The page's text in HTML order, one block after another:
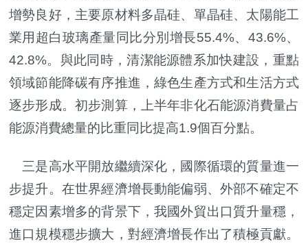
增勢良好，主要原材料多晶硅、單晶硅、太陽能工
業用超白玻璃產量同比分別增長55.4%、43.6%、
42.8%。與此同時，清潔能源體系加快建設，重點
領域節能降碳有序推進，綠色生產方式和生活方式
逐步形成。初步測算，上半年非化石能源消費量占
能源消費總量的比重同比提高1.9個百分點。
三是高水平開放繼續深化，國際循環的質量進一
步提升。在世界經濟增長動能偏弱、外部不確定不
穩定因素增多的背景下，我國外貿出口質升量穩，
進口規模穩步擴大，對經濟增長作出了積極貢獻。